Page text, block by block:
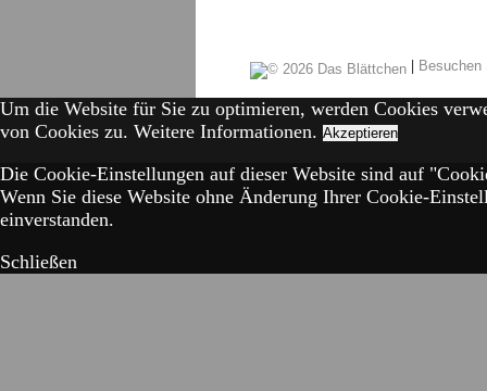
|
Um die Website für Sie zu optimieren, werden Cookies
von Cookies zu. Weitere Informationen. Akzeptieren
Die Cookie-Einstellungen auf dieser Website sind auf
Wenn Sie diese Website ohne Änderung Ihrer Cookie-
einverstanden.
Schließen